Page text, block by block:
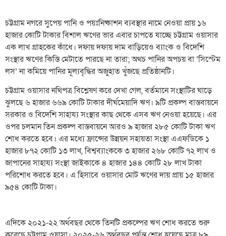
চট্টগ্রাম নগরে সুপেয় পানি ও পয়ঃনিষ্কাশন ব্যবস্থার নামে নেওয়া প্রায় ১৬
হাজার কোটি টাকার বিশাল ঋণের ভার এবার চাপতে যাচ্ছে চট্টগ্রাম ওয়াসার
এক লাখ গ্রাহকের কাঁধে। দফায় দফায় দাম বাড়িয়েও ব্যাংক ও বিদেশি
সংস্থার ঋণের কিস্তি মেটাতে পারছে না তারা; অথচ পানির অপচয় বা ‘সিস্টেম
লস’ না কমিয়ে পানির মূল্যবৃদ্ধির অজুহাত খুঁজছে প্রতিষ্ঠানটি।
চট্টগ্রাম ওয়াসার নথিপত্র বিশ্লেষণ করে দেখা গেল, বর্তমানে সংস্থাটির ঘাড়ে
ঝুলছে ৬ হাজার ৬৬৯ কোটি টাকার দীর্ঘমেয়াদি ঋণ। ৯টি প্রকল্প বাস্তবায়নে
সরকার ও বিদেশি সাহায্য সংস্থার কাছ থেকে এসব ঋণ নেওয়া হয়েছে। এর
ওপর চলমান তিন প্রকল্প বাস্তবায়নে আরও ৯ হাজার ২৮৫ কোটি টাকা ঋণ
শোধ করতে হবে। এর মধ্যে ফ্রান্সের উন্নয়ন সহায়তা সংস্থা এএফডিকে ১
হাজার ৮৭২ কোটি ১৩ লাখ, বিশ্বব্যাংককে ৩ হাজার ২৬৮ কোটি ৭২ লাখ ও
জাপানের সাহায্য সংস্থা জাইকাকে ৪ হাজার ১৪৪ কোটি ২৮ লাখ টাকা
পরিশোধ করতে হবে। এ হিসাবে ওয়াসার মোট ঋণের দায় প্রায় ১৫ হাজার
৯৫৪ কোটি টাকা।
এদিকে ২০২১-২২ অর্থবছর থেকে তিনটি প্রকল্পের ঋণ শোধ করতে শুরু